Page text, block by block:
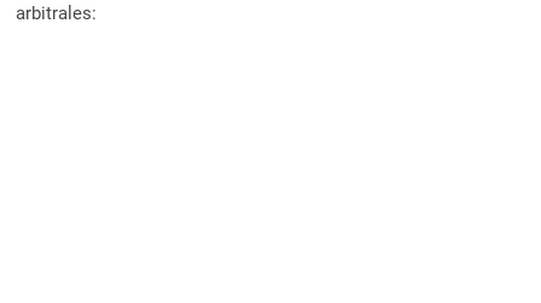
arbitrales: